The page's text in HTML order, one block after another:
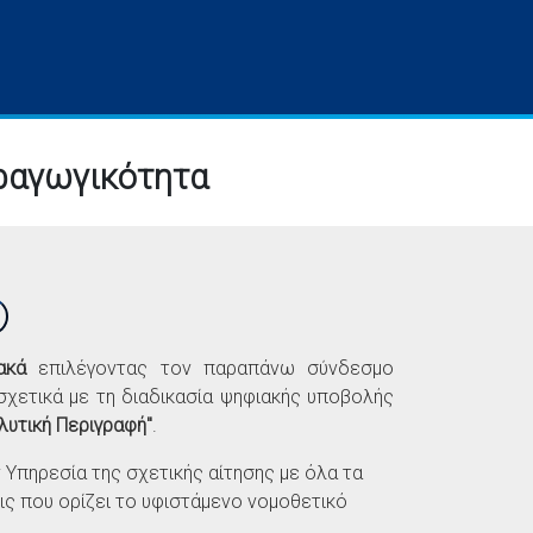
επιλέγοντας τον παραπάνω σύνδεσμο
με τη διαδικασία ψηφιακής υποβολής
Περιγραφή".
της σχετικής αίτησης με όλα τα
που ορίζει το υφιστάμενο νομοθετικό